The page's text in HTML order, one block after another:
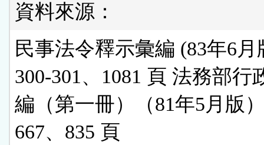
資料來源：
民事法令釋示彙編 (83年6月
300-301、1081 頁 法務部行
編（第一冊）（81年5月版
667、835 頁